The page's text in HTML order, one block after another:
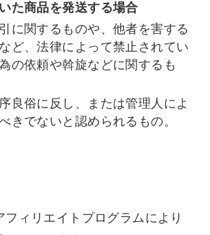
た商品を発送する場合
に関するものや、他者を害する
ど、法律によって禁止されてい
の依頼や斡旋などに関するも
良俗に反し、または管理人によ
きでないと認められるもの。
フィリエイトプログラムにより